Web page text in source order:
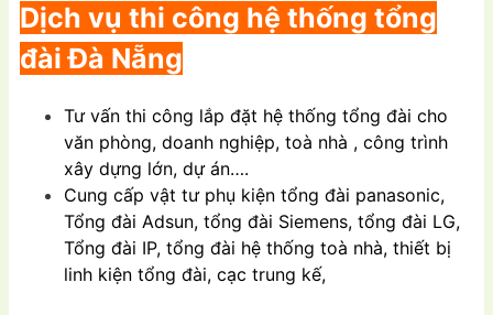
Dịch vụ thi công hệ thống tổng
đài Đà Nẵng
Tư vấn thi công lắp đặt hệ thống tổng đài cho
văn phòng, doanh nghiệp, toà nhà , công trình
xây dựng lớn, dự án….
Cung cấp vật tư phụ kiện tổng đài panasonic,
Tổng đài Adsun, tổng đài Siemens, tổng đài LG,
Tổng đài IP, tổng đài hệ thống toà nhà, thiết bị
linh kiện tổng đài, cạc trung kế,